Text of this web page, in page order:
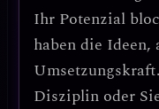
Ihr Potenzial
haben die
Disziplin oder